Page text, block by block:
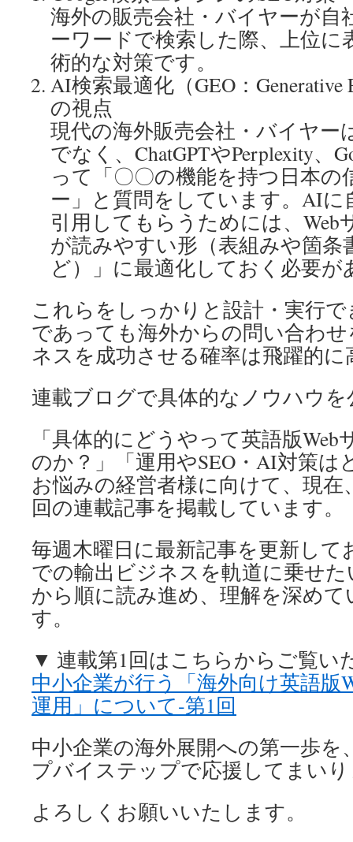
海外の販売会社・バイヤーが自
ーワードで検索した際、上位に
術的な対策です。
AI検索最適化（GEO：Generative
の視点
現代の海外販売会社・バイヤー
でなく、ChatGPTやPerplexity、
って「〇〇の機能を持つ日本の
ー」と質問をしています。AIに
引用してもらうためには、Web
が読みやすい形（表組みや箇条
ど）」に最適化しておく必要が
これらをしっかりと設計・実行
であっても海外からの問い合わ
ネスを成功させる確率は飛躍的
連載ブログで具体的なノウハウを
「具体的にどうやって英語版
のか？」「運用やSEO・AI対策は
お悩みの経営者様に向けて、現
回の連載記事を掲載しています。
毎週木曜日に最新記事を更新して
での輸出ビジネスを軌道に乗せ
から順に読み進め、理解を深め
す。
▼ 連載第1回はこちらからご覧い
中小企業が行う「海外向け英語版
運用」について‐第1回
中小企業の海外展開への第一歩
プバイステップで応援してまい
よろしくお願いいたします。